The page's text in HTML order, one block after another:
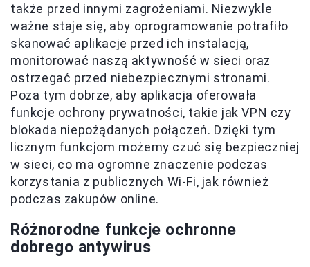
także przed innymi zagrożeniami. Niezwykle
ważne staje się, aby oprogramowanie potrafiło
skanować aplikacje przed ich instalacją,
monitorować naszą aktywność w sieci oraz
ostrzegać przed niebezpiecznymi stronami.
Poza tym dobrze, aby aplikacja oferowała
funkcje ochrony prywatności, takie jak VPN czy
blokada niepożądanych połączeń. Dzięki tym
licznym funkcjom możemy czuć się bezpieczniej
w sieci, co ma ogromne znaczenie podczas
korzystania z publicznych Wi-Fi, jak również
podczas zakupów online.
Różnorodne funkcje ochronne
dobrego antywirus